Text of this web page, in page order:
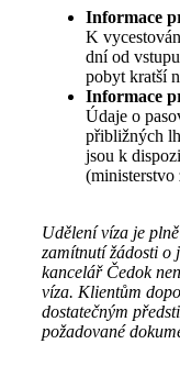
Informace
K
dní od
pobyt kratší
Informace
Údaje o
přibližných
jsou k
(ministerstvo
Udělení víza je
zamítnutí žádosti o
kancelář Čedok
víza. Klientům
dostatečným
požadované